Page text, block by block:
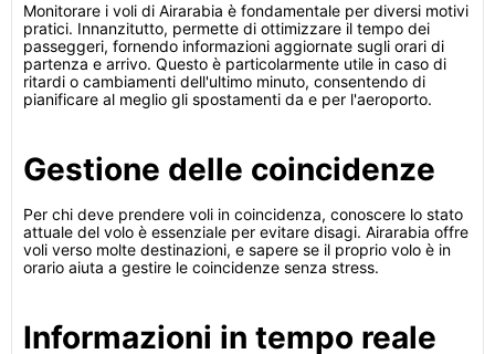
Monitorare i voli di Airarabia è fondamentale per diversi motivi
pratici. Innanzitutto, permette di ottimizzare il tempo dei
passeggeri, fornendo informazioni aggiornate sugli orari di
partenza e arrivo. Questo è particolarmente utile in caso di
ritardi o cambiamenti dell'ultimo minuto, consentendo di
pianificare al meglio gli spostamenti da e per l'aeroporto.
Gestione delle coincidenze
Per chi deve prendere voli in coincidenza, conoscere lo stato
attuale del volo è essenziale per evitare disagi. Airarabia offre
voli verso molte destinazioni, e sapere se il proprio volo è in
orario aiuta a gestire le coincidenze senza stress.
Informazioni in tempo reale